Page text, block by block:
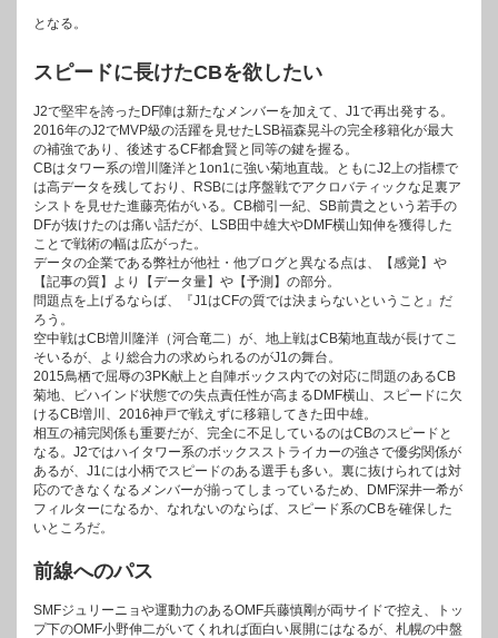
となる。
スピードに長けたCBを欲したい
J2で堅牢を誇ったDF陣は新たなメンバーを加えて、J1で再出発する。
2016年のJ2でMVP級の活躍を見せたLSB福森晃斗の完全移籍化が最大
の補強であり、後述するCF都倉賢と同等の鍵を握る。
CBはタワー系の増川隆洋と1on1に強い菊地直哉。ともにJ2上の指標で
は高データを残しており、RSBには序盤戦でアクロバティックな足裏ア
シストを見せた進藤亮佑がいる。CB櫛引一紀、SB前貴之という若手の
DFが抜けたのは痛い話だが、LSB田中雄大やDMF横山知伸を獲得した
ことで戦術の幅は広がった。
データの企業である弊社が他社・他ブログと異なる点は、【感覚】や
【記事の質】より【データ量】や【予測】の部分。
問題点を上げるならば、『J1はCFの質では決まらないということ』だ
ろう。
空中戦はCB増川隆洋（河合竜二）が、地上戦はCB菊地直哉が長けてこ
そいるが、より総合力の求められるのがJ1の舞台。
2015鳥栖で屈辱の3PK献上と自陣ボックス内での対応に問題のあるCB
菊地、ビハインド状態での失点責任性が高まるDMF横山、スピードに欠
けるCB増川、2016神戸で戦えずに移籍してきた田中雄。
相互の補完関係も重要だが、完全に不足しているのはCBのスピードと
なる。J2ではハイタワー系のボックスストライカーの強さで優劣関係が
あるが、J1には小柄でスピードのある選手も多い。裏に抜けられては対
応のできなくなるメンバーが揃ってしまっているため、DMF深井一希が
フィルターになるか、なれないのならば、スピード系のCBを確保した
いところだ。
前線へのパス
SMFジュリーニョや運動力のあるOMF兵藤慎剛が両サイドで控え、トッ
プ下のOMF小野伸二がいてくれれば面白い展開にはなるが、札幌の中盤